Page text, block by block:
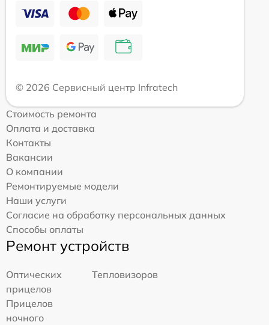
© 2026 Сервисный центр Infratech
Стоимость ремонта
Оплата и доставка
Контакты
Вакансии
О компании
Ремонтируемые модели
Наши услуги
Согласие на обработку персональных данных
Способы оплаты
Ремонт устройств
Оптических
прицелов
Тепловизоров
Прицелов
ночного